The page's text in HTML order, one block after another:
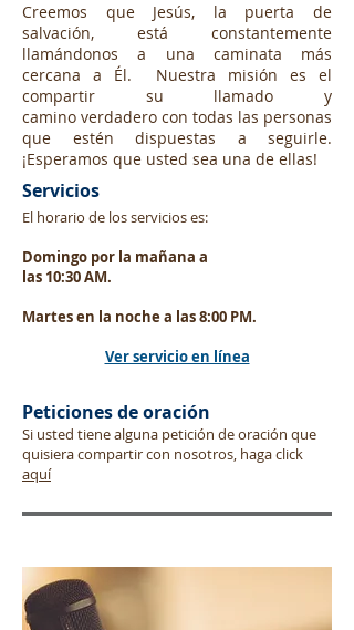
Creemos que Jesús, la puerta de
salvación, está constantemente
llamándonos a una caminata más
cercana a Él. Nuestra misión es el
compartir su llamado y
camino verdadero con todas las personas
que estén dispuestas a seguirle.
¡Esperamos que usted sea una de ellas!
Servicios
El horario de los servicios es:
Domingo por la mañana a
las 10:30 AM.
Martes en la noche a las 8:00 PM.
Ver servicio en línea
Peticiones de oración
Si usted tiene alguna petición de oración que
quisiera compartir con nosotros, haga click
aquí